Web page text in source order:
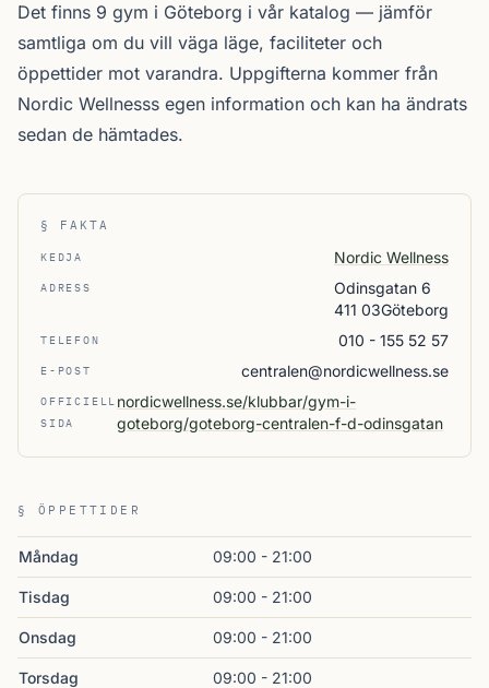
Det finns 9 gym i Göteborg i vår katalog — jämför
samtliga om du vill väga läge, faciliteter och
öppettider mot varandra. Uppgifterna kommer från
Nordic Wellnesss egen information och kan ha ändrats
sedan de hämtades.
§ FAKTA
KEDJA Nordic Wellness
ADRESS
Odinsgatan 6
411 03Göteborg
TELEFON 010 - 155 52 57
E-POST centralen@nordicwellness.se
OFFICIELL
SIDA
nordicwellness.se/klubbar/gym-i-
goteborg/goteborg-centralen-f-d-odinsgatan
§ ÖPPETTIDER
Måndag 09:00 - 21:00
Tisdag 09:00 - 21:00
Onsdag 09:00 - 21:00
Torsdag 09:00 - 21:00